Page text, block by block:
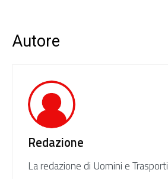
Autore
Redazione
La redazione di Uomini e Trasporti